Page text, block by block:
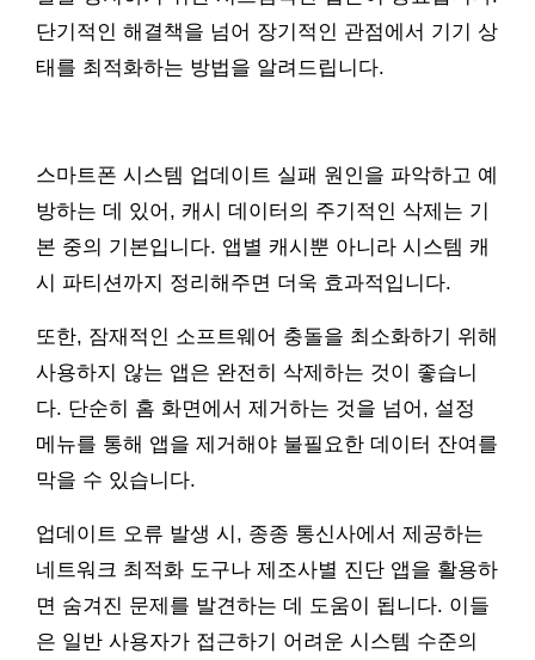
단기적인 해결책을 넘어 장기적인 관점에서 기기 상
태를 최적화하는 방법을 알려드립니다.
스마트폰 시스템 업데이트 실패 원인을 파악하고 예
방하는 데 있어, 캐시 데이터의 주기적인 삭제는 기
본 중의 기본입니다. 앱별 캐시뿐 아니라 시스템 캐
시 파티션까지 정리해주면 더욱 효과적입니다.
또한, 잠재적인 소프트웨어 충돌을 최소화하기 위해
사용하지 않는 앱은 완전히 삭제하는 것이 좋습니
다. 단순히 홈 화면에서 제거하는 것을 넘어, 설정
메뉴를 통해 앱을 제거해야 불필요한 데이터 잔여를
막을 수 있습니다.
업데이트 오류 발생 시, 종종 통신사에서 제공하는
네트워크 최적화 도구나 제조사별 진단 앱을 활용하
면 숨겨진 문제를 발견하는 데 도움이 됩니다. 이들
은 일반 사용자가 접근하기 어려운 시스템 수준의